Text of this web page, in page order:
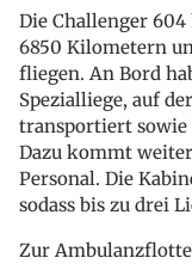
Die Challenger
6850 Kilometern
fliegen. An Bord
Spezialliege, auf
transportiert sowie
Dazu kommt
Personal. Die
sodass bis zu drei
Zur